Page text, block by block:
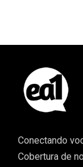
Conectando
Cobertura de